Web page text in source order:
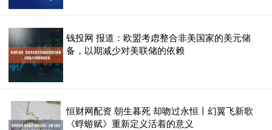
钱投网 报道：欧盟考虑整合非美国家的美元储
备，以期减少对美联储的依赖
恒财网配资 朝生暮死 却吻过永恒丨幻翼飞新歌
《蜉蝣赋》重新定义活着的意义